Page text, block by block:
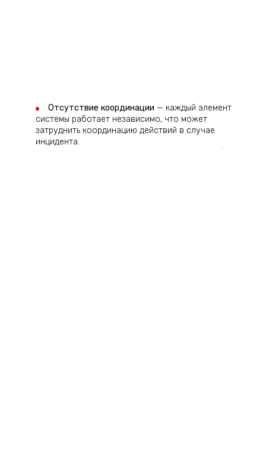
Отсутствие координации — каждый элемент
системы работает независимо, что может
затруднить координацию действий в случае
инцидента.